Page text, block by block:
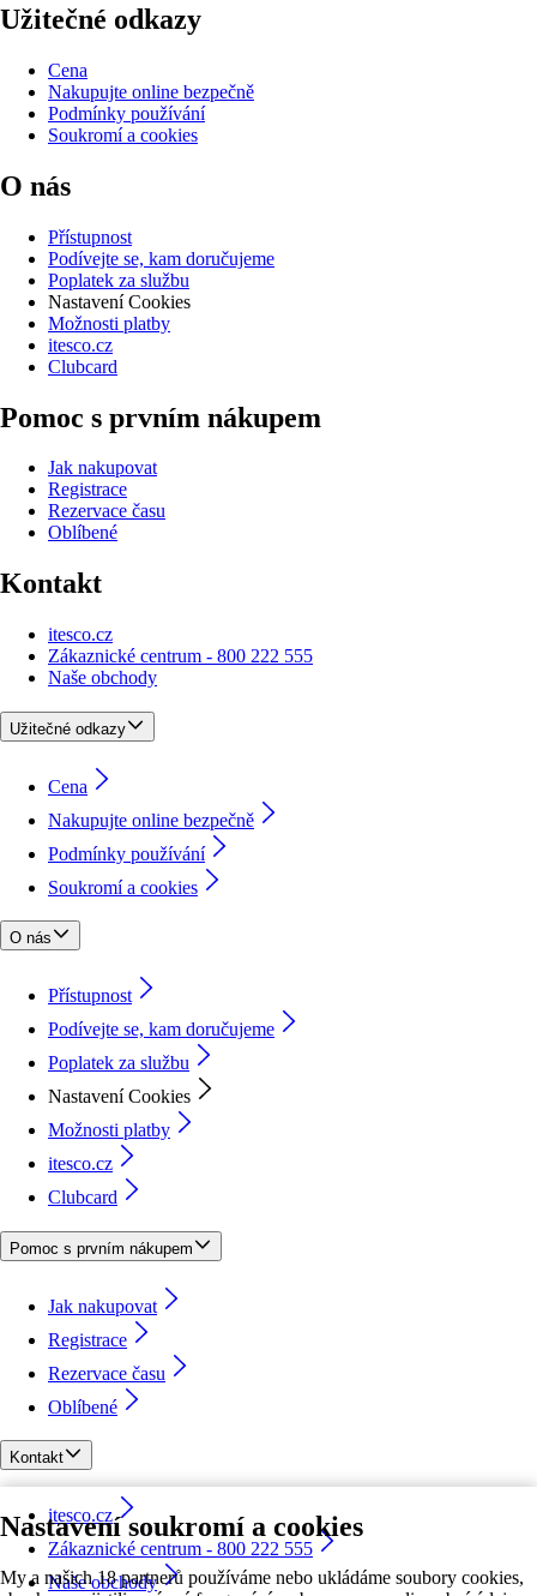
Nastavení soukromí a cookies
My a našich 18 partnerů používáme nebo ukládáme soubory cookies,
Užitečné odkazy
Cena
Nakupujte online bezpečně
Podmínky používání
Soukromí a cookies
O nás
Přístupnost
Podívejte se, kam doručujeme
Poplatek za službu
Nastavení Cookies
Možnosti platby
itesco.cz
Clubcard
Pomoc s prvním nákupem
Jak nakupovat
Registrace
Rezervace času
Oblíbené
Kontakt
itesco.cz
Zákaznické centrum - 800 222 555
Naše obchody
Užitečné odkazy
Cena
Nakupujte online bezpečně
Podmínky používání
Soukromí a cookies
O nás
Přístupnost
Podívejte se, kam doručujeme
Poplatek za službu
Nastavení Cookies
Možnosti platby
itesco.cz
Clubcard
Pomoc s prvním nákupem
Jak nakupovat
Registrace
Rezervace času
Oblíbené
Kontakt
itesco.cz
Zákaznické centrum - 800 222 555
Naše obchody